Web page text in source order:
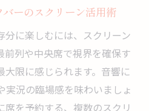
ーのスクリーン活用術
分に楽しむには、スクリーン
前列や中央席で視界を確保す
大限に感じられます。音響に
実況の臨場感を味わいましょ
席を予約する、複数のスクリ